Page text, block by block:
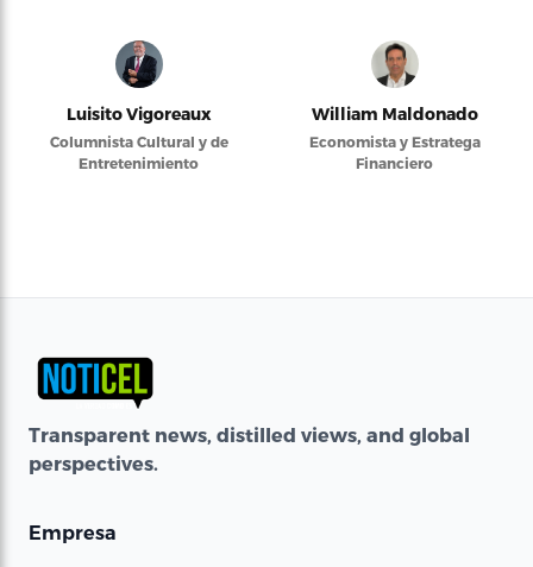
Luisito Vigoreaux
Columnista Cultural y de
Entretenimiento
William Maldonado
Economista y Estratega
Financiero
Transparent news, distilled views, and global
perspectives.
Empresa